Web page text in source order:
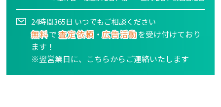
24時間365日 いつでもご相談ください
無料で査定依頼 ・広告活動を受け付けており
ます！
※翌営業日に、こちらからご連絡いたします